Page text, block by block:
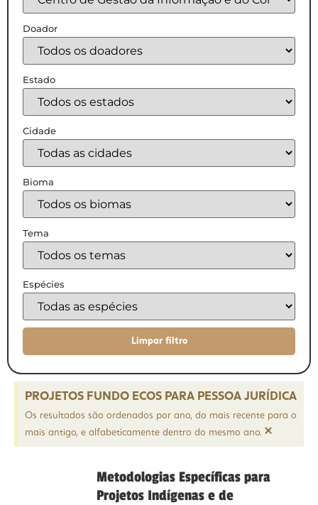
Doador
Estado
Cidade
Bioma
Tema
Espécies
PROJETOS FUNDO ECOS PARA PESSOA JURÍDICA
Os resultados são ordenados por ano, do mais recente para o
mais antigo, e alfabeticamente dentro do mesmo ano. ×
Metodologias Específicas para
Projetos Indígenas e de